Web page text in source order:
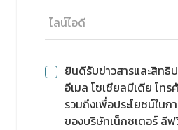
ยินดีรับข่าวสารและสิทธิ
อีเมล โซเชียลมีเดีย โทร
รวมถึงเพื่อประโยชน์ใน
ของบริษัทเน็กซเตอร์ ลี